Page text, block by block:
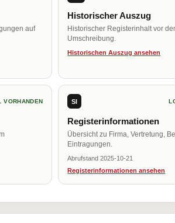
auf
Historischer Auszug
Historischer Registerinhalt vor
Umschreibung.
Historischen Auszug ansehen
VORHANDEN SI
Registerinformationen
Übersicht zu Firma, Vertretung,
Eintragungen.
Abrufstand 2025-10-21
Registerinformationen ansehen